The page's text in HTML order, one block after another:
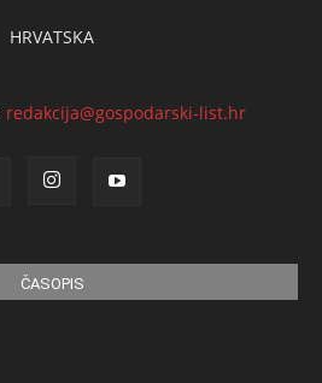
HRVATSKA
redakcija@gospodarski-list.hr
ČASOPIS